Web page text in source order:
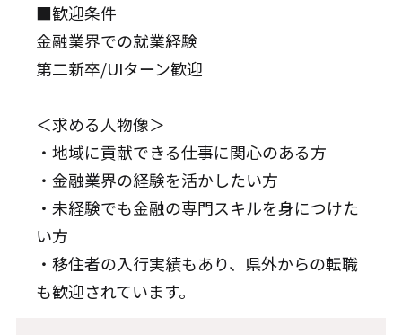
■歓迎条件
金融業界での就業経験
第二新卒/UIターン歓迎
＜求める人物像＞
・地域に貢献できる仕事に関心のある方
・金融業界の経験を活かしたい方
・未経験でも金融の専門スキルを身につけた
い方
・移住者の入行実績もあり、県外からの転職
も歓迎されています。